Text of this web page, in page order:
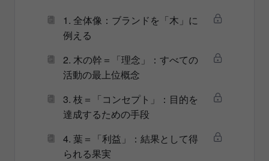
1. 全体像：ブランドを「木」に
例える
2. 木の幹＝「理念」：すべての
活動の最上位概念
3. 枝＝「コンセプト」：目的を
達成するための手段
4. 葉＝「利益」：結果として得
られる果実